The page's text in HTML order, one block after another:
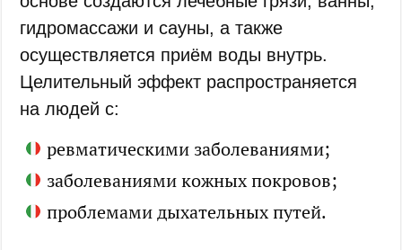
гидромассажи и сауны, а также
осуществляется приём воды внутрь.
Целительный эффект распространяется
на людей с:
ревматическими заболеваниями;
заболеваниями кожных покровов;
проблемами дыхательных путей.